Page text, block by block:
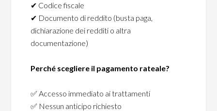
✔ Codice fiscale
✔ Documento di reddito (busta paga,
dichiarazione dei redditi o altra
documentazione)
Perché scegliere il pagamento rateale?
✅ Accesso immediato ai trattamenti
✅ Nessun anticipo richiesto